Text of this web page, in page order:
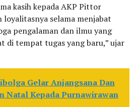
kasih kepada AKP Pittor
loyalitasnya selama menjabat
pengalaman dan ilmu yang
di tempat tugas yang baru,” ujar
Gelar Anjangsana Dan
Natal Kepada Purnawirawan